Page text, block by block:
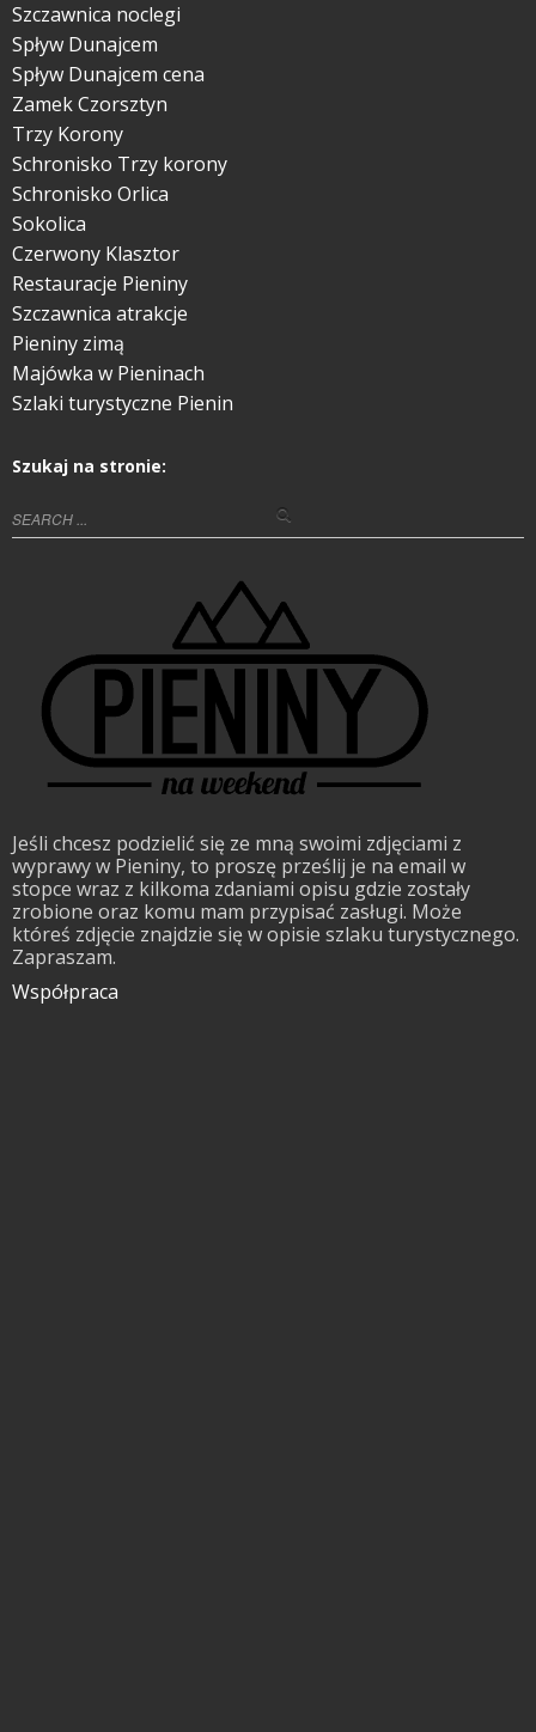
Szczawnica noclegi
Spływ Dunajcem
Spływ Dunajcem cena
Zamek Czorsztyn
Trzy Korony
Schronisko Trzy korony
Schronisko Orlica
Sokolica
Czerwony Klasztor
Restauracje Pieniny
Szczawnica atrakcje
Pieniny zimą
Majówka w Pieninach
Szlaki turystyczne Pienin
Szukaj na stronie:
Jeśli chcesz podzielić się ze mną swoimi zdjęciami z
wyprawy w Pieniny, to proszę prześlij je na email w
stopce wraz z kilkoma zdaniami opisu gdzie zostały
zrobione oraz komu mam przypisać zasługi. Może
któreś zdjęcie znajdzie się w opisie szlaku turystycznego.
Zapraszam.
Współpraca